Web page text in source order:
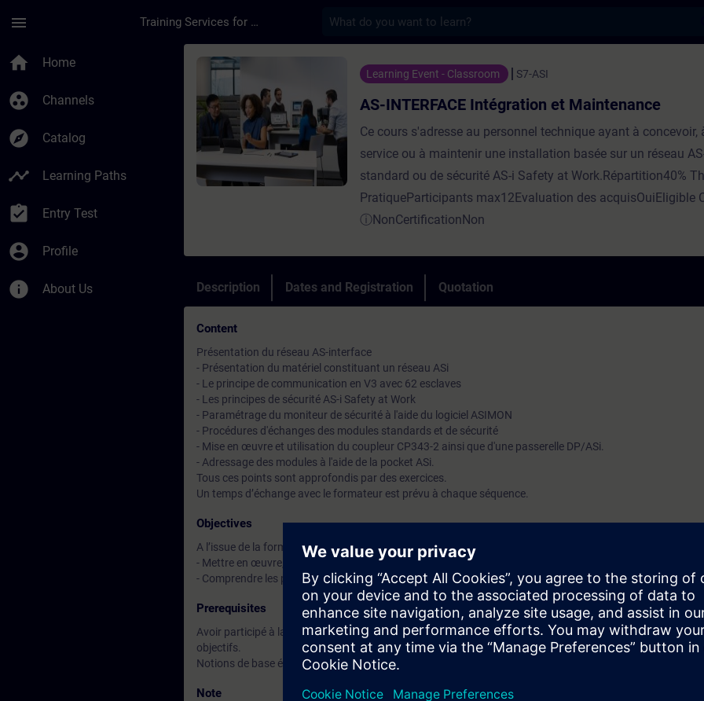
menu Training Services for Digital Industries
home Home
group_work Channels
explore Catalog
timeline Learning Paths
assignment_turned_in Entry Test
account_circle Profile
info About Us
Course - AS-INTERFACE Intégration et Maintenance -
Learning Event - Classroom S7-ASI
AS-INTERFACE Intégration et Maintenance
Ce cours s'adresse au personnel technique ayant à concevoir,
service ou à maintenir une installation basée sur un réseau
standard ou de sécurité AS-i Safety at Work.Répartition40%
PratiqueParticipants max12Evaluation des acquisOuiEligible
ⓘNonCertificationNon
Description Dates and Registration Quotation
Content
Présentation du réseau AS-interface
- Présentation du matériel constituant un réseau ASi
- Le principe de communication en V3 avec 62 esclaves
- Les principes de sécurité AS-i Safety at Work
- Paramétrage du moniteur de sécurité à l'aide du logiciel ASIMON
- Procédures d'échanges des modules standards et de sécurité
- Mise en œuvre et utilisation du coupleur CP343-2 ainsi que d'une passerelle DP/ASi.
- Adressage des modules à l'aide de la pocket ASi.
Tous ces points sont approfondis par des exercices.
Un temps d’échange avec le formateur est prévu à chaque séquence.
Objectives
A l’issue de la formation, le stagiaire sera capable de :
- Mettre en œuvre, tester et diagnostiquer un réseau AS-Interface
- Comprendre les procédures d'échanges des composants AS-i standard et de sécurité AS-i Safety at
Prerequisites
Avoir participé à la formation ST-SERV1, ST-PRO1 ou avoir un niveau équivalent est indispensable pour
objectifs.
Notions de base électriques
Note